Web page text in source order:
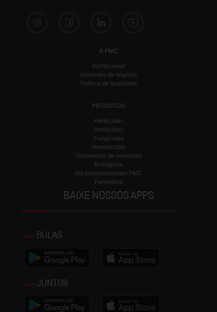
A FMC
Institucional
Unidades de negócio
Política de qualidade
PRODUTOS
Herbicidas
Inseticidas
Fungicidas
Nematicidas
Tratamento de sementes
Biológicos
Bio potencializador FMC
Feromônio
BAIXE NOSSOS APPS
BULAS
JUNTOS